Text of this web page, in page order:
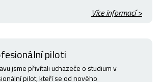
Více informací >
piloti
jsme přivítali uchazeče o studium v
pilot, kteří se od nového